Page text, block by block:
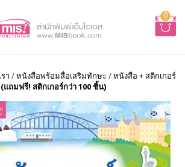
0
า /หนังสือพร้อมสื่อเสริมทักษะ /หนังสือ + สติกเกอร์
ถมฟรี! สติกเกอร์กว่า 100 ชิ้น)